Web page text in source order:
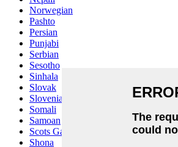
Norwegian
Pashto
Persian
Punjabi
Serbian
Sesotho
Sinhala
Slovak
Slovenian
Somali
Samoan
Scots Gaelic
Shona